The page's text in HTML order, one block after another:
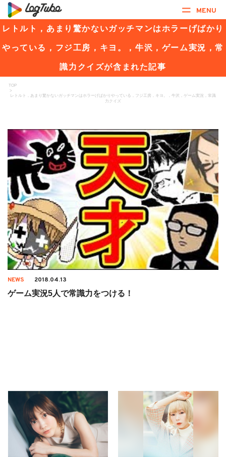
MENU
レトルト，あまり驚かないガッチマンはホラーげばかり
やっている，フジ工房，キヨ。，牛沢，ゲーム実況，常
識力クイズが含まれた記事
TOP
>
レトルト，あまり驚かないガッチマンはホラーげばかりやっている，フジ工房，キヨ。，牛沢，ゲーム実況，常識
力クイズ
NEWS 2018.04.13
ゲーム実況5人で常識力をつける！